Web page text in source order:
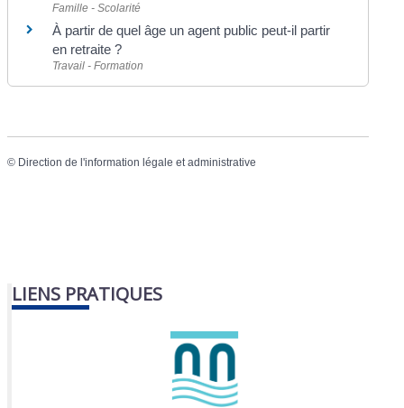
Famille - Scolarité
À partir de quel âge un agent public peut-il partir
en retraite ?
Travail - Formation
© Direction de l'information légale et administrative
LIENS PRATIQUES